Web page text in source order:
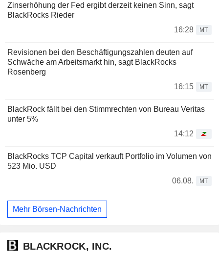
Zinserhöhung der Fed ergibt derzeit keinen Sinn, sagt
BlackRocks Rieder
16:28
MT
Revisionen bei den Beschäftigungszahlen deuten auf
Schwäche am Arbeitsmarkt hin, sagt BlackRocks
Rosenberg
16:15
MT
BlackRock fällt bei den Stimmrechten von Bureau Veritas
unter 5%
14:12
BlackRocks TCP Capital verkauft Portfolio im Volumen von
523 Mio. USD
06.08.
MT
Mehr Börsen-Nachrichten
BLACKROCK, INC.